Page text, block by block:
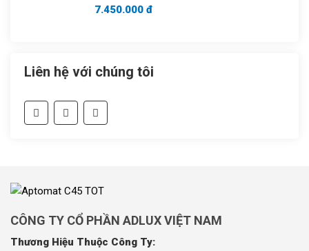
7.450.000 đ
Liên hệ với chúng tôi
CÔNG TY CỔ PHẦN ADLUX VIỆT NAM
Thương Hiệu Thuộc Công Ty: